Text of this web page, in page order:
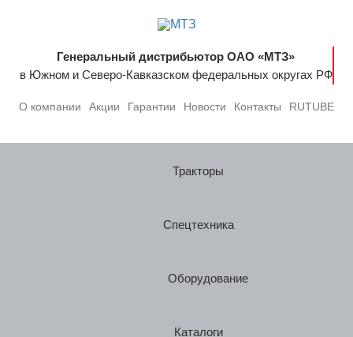
Генеральный дистрибьютор ОАО «МТЗ»
в Южном и Северо-Кавказском федеральных округах РФ
О компании Акции Гарантии Новости Контакты RUTUBE
Тракторы
Спецтехника
Оборудование
Каталоги